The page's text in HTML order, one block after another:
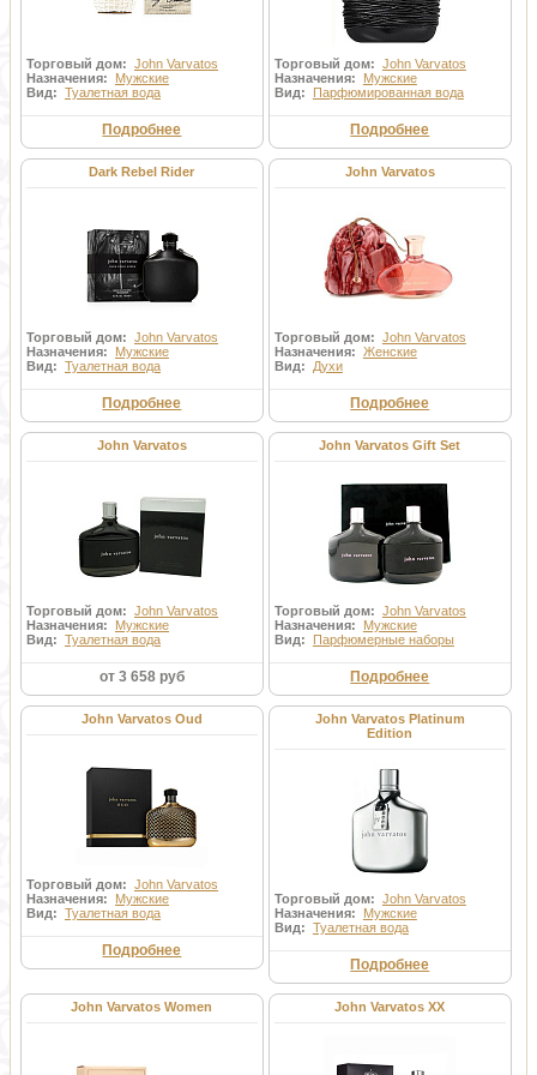
Торговый дом: John Varvatos
Назначения: Мужские
Вид: Туалетная вода
Подробнее
Торговый дом: John Varvatos
Назначения: Мужские
Вид: Парфюмированная вода
Подробнее
Dark Rebel Rider
Торговый дом: John Varvatos
Назначения: Мужские
Вид: Туалетная вода
Подробнее
John Varvatos
Торговый дом: John Varvatos
Назначения: Женские
Вид: Духи
Подробнее
John Varvatos
Торговый дом: John Varvatos
Назначения: Мужские
Вид: Туалетная вода
от 3 658 руб
John Varvatos Gift Set
Торговый дом: John Varvatos
Назначения: Мужские
Вид: Парфюмерные наборы
Подробнее
John Varvatos Oud
Торговый дом: John Varvatos
Назначения: Мужские
Вид: Туалетная вода
Подробнее
John Varvatos Platinum
Edition
Торговый дом: John Varvatos
Назначения: Мужские
Вид: Туалетная вода
Подробнее
John Varvatos Women John Varvatos XX